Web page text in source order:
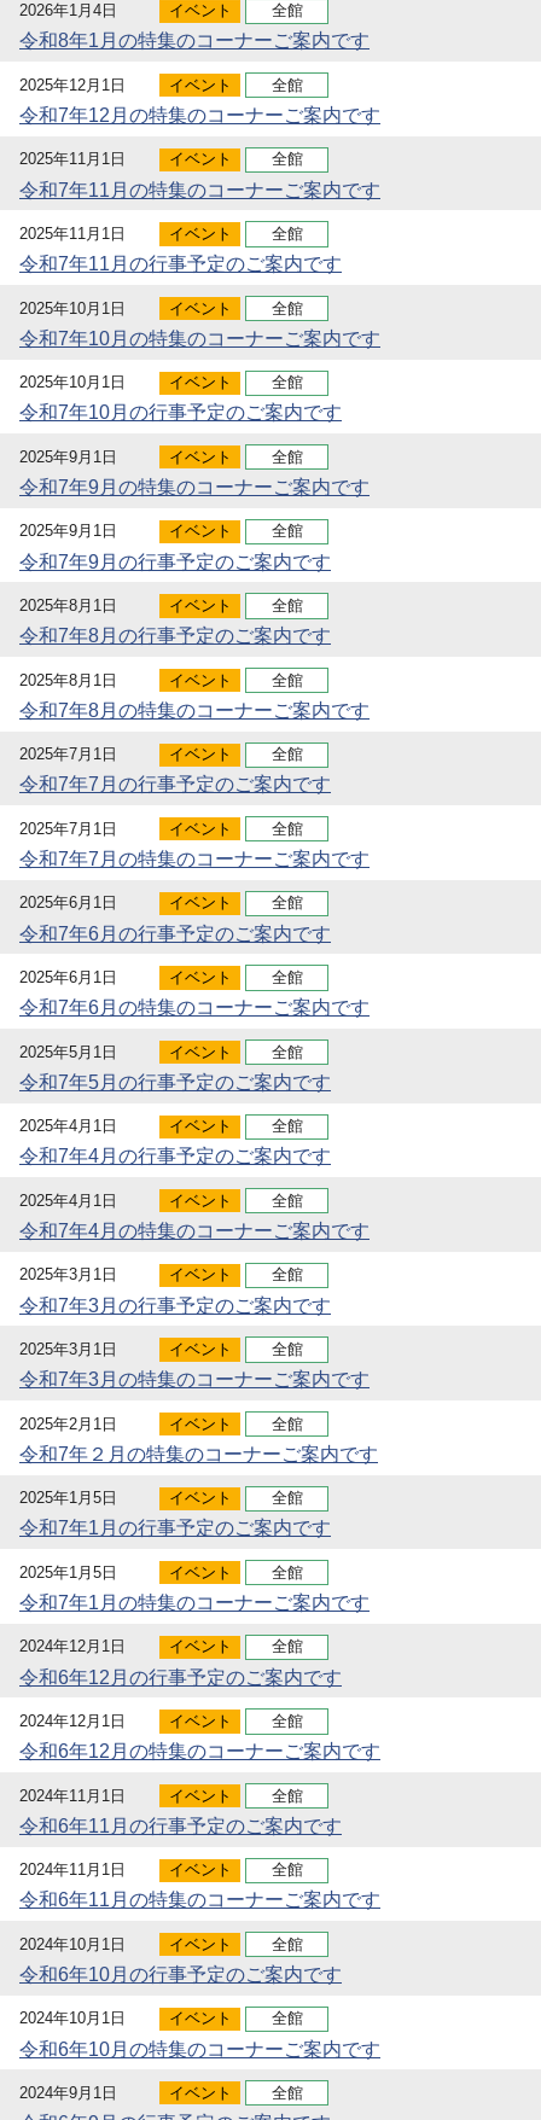
2026年1月4日 イベント 全館
令和8年1月の特集のコーナーご案内です
2025年12月1日 イベント 全館
令和7年12月の特集のコーナーご案内です
2025年11月1日 イベント 全館
令和7年11月の特集のコーナーご案内です
2025年11月1日 イベント 全館
令和7年11月の行事予定のご案内です
2025年10月1日 イベント 全館
令和7年10月の特集のコーナーご案内です
2025年10月1日 イベント 全館
令和7年10月の行事予定のご案内です
2025年9月1日 イベント 全館
令和7年9月の特集のコーナーご案内です
2025年9月1日 イベント 全館
令和7年9月の行事予定のご案内です
2025年8月1日 イベント 全館
令和7年8月の行事予定のご案内です
2025年8月1日 イベント 全館
令和7年8月の特集のコーナーご案内です
2025年7月1日 イベント 全館
令和7年7月の行事予定のご案内です
2025年7月1日 イベント 全館
令和7年7月の特集のコーナーご案内です
2025年6月1日 イベント 全館
令和7年6月の行事予定のご案内です
2025年6月1日 イベント 全館
令和7年6月の特集のコーナーご案内です
2025年5月1日 イベント 全館
令和7年5月の行事予定のご案内です
2025年4月1日 イベント 全館
令和7年4月の行事予定のご案内です
2025年4月1日 イベント 全館
令和7年4月の特集のコーナーご案内です
2025年3月1日 イベント 全館
令和7年3月の行事予定のご案内です
2025年3月1日 イベント 全館
令和7年3月の特集のコーナーご案内です
2025年2月1日 イベント 全館
令和7年２月の特集のコーナーご案内です
2025年1月5日 イベント 全館
令和7年1月の行事予定のご案内です
2025年1月5日 イベント 全館
令和7年1月の特集のコーナーご案内です
2024年12月1日 イベント 全館
令和6年12月の行事予定のご案内です
2024年12月1日 イベント 全館
令和6年12月の特集のコーナーご案内です
2024年11月1日 イベント 全館
令和6年11月の行事予定のご案内です
2024年11月1日 イベント 全館
令和6年11月の特集のコーナーご案内です
2024年10月1日 イベント 全館
令和6年10月の行事予定のご案内です
2024年10月1日 イベント 全館
令和6年10月の特集のコーナーご案内です
2024年9月1日 イベント 全館